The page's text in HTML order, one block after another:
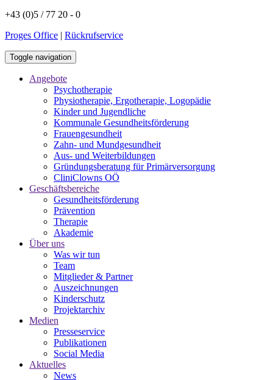
+43 (0)5 / 77 20 - 0
Proges Office | Rückrufservice
Toggle navigation
Angebote
Psychotherapie
Physiotherapie, Ergotherapie, Logopädie
Kinder und Jugendliche
Kommunale Gesundheitsförderung
Frauengesundheit
Zahn- und Mundgesundheit
Aus- und Weiterbildungen
Gründungsberatung für Primärversorgung
CliniClowns OÖ
Geschäftsbereiche
Gesundheitsförderung
Prävention
Therapie
Akademie
Über uns
Was wir tun
Team
Mitglieder & Partner
Auszeichnungen
Kinderschutz
Projektarchiv
Medien
Presseservice
Publikationen
Social Media
Aktuelles
News